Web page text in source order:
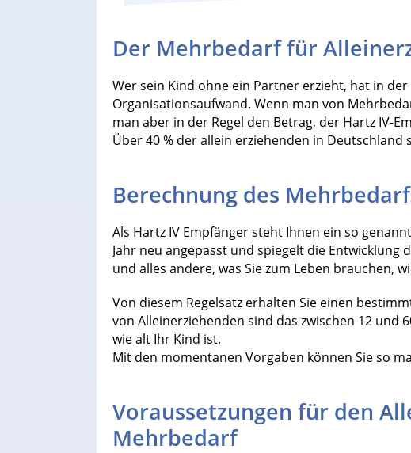
Der Mehrbedarf für
Wer sein Kind ohne ein Partner erzieht, hat in
Organisationsaufwand. Wenn man von
man aber in der Regel den Betrag, der Hartz IV-
Über 40 % der allein erziehenden in Deutschland
Berechnung des
Als Hartz IV Empfänger steht Ihnen ein so
Jahr neu angepasst und spiegelt die Entwicklung
und alles andere, was Sie zum Leben brauchen,
Von diesem Regelsatz erhalten Sie einen
von Alleinerziehenden sind das zwischen 12 und
wie alt Ihr Kind ist.
Mit den momentanen Vorgaben können Sie so
Voraussetzungen für den
Mehrbedarf